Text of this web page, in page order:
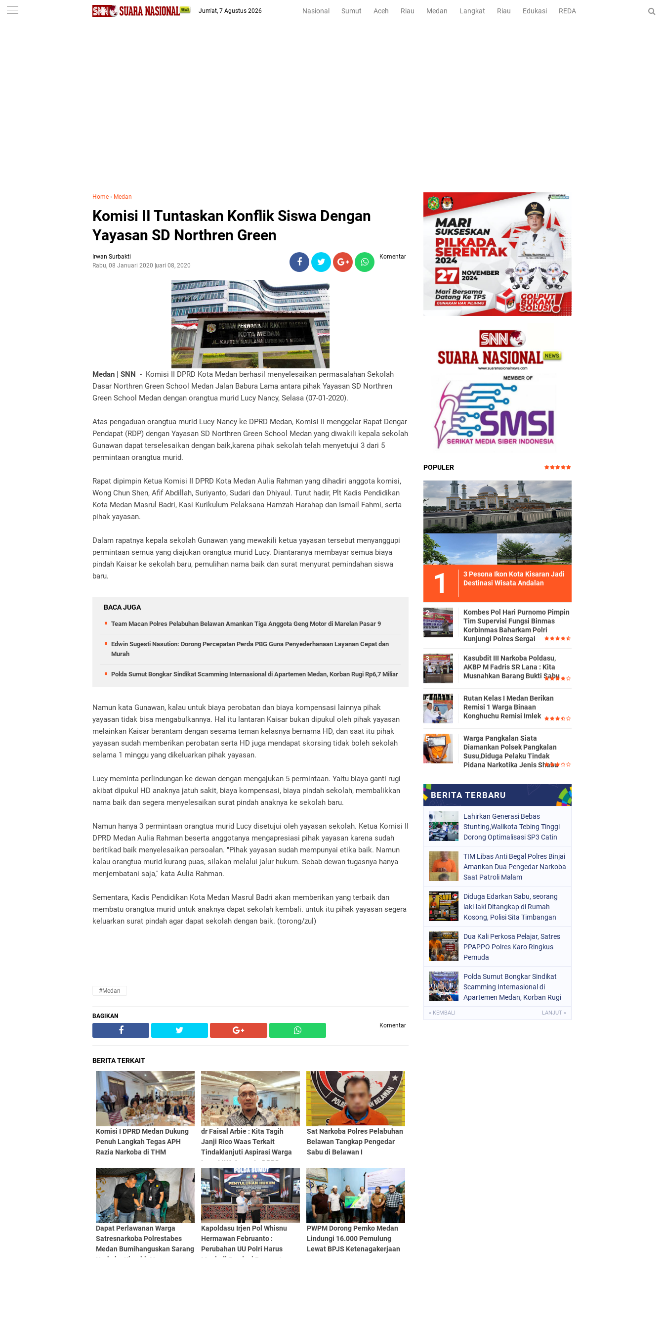
-->
Jum'at, 7 Agustus 2026 Nasional Sumut Aceh Riau Medan Langkat Riau Edukasi REDAKSI
Home › Medan
Komisi II Tuntaskan Konflik Siswa Dengan
Yayasan SD Northren Green
Irwan Surbakti
Rabu, 08 Januari 2020Januari 08, 2020
Komentar
Medan | SNN - Komisi II DPRD Kota Medan berhasil menyelesaikan permasalahan Sekolah
Dasar Northren Green School Medan Jalan Babura Lama antara pihak Yayasan SD Northren
Green School Medan dengan orangtua murid Lucy Nancy, Selasa (07-01-2020).
Atas pengaduan orangtua murid Lucy Nancy ke DPRD Medan, Komisi II menggelar Rapat Dengar
Pendapat (RDP) dengan Yayasan SD Northren Green School Medan yang diwakili kepala sekolah
Gunawan dapat terselesaikan dengan baik,karena pihak sekolah telah menyetujui 3 dari 5
permintaan orangtua murid.
Rapat dipimpin Ketua Komisi II DPRD Kota Medan Aulia Rahman yang dihadiri anggota komisi,
Wong Chun Shen, Afif Abdillah, Suriyanto, Sudari dan Dhiyaul. Turut hadir, Plt Kadis Pendidikan
Kota Medan Masrul Badri, Kasi Kurikulum Pelaksana Hamzah Harahap dan Ismail Fahmi, serta
pihak yayasan.
Dalam rapatnya kepala sekolah Gunawan yang mewakili ketua yayasan tersebut menyanggupi
permintaan semua yang diajukan orangtua murid Lucy. Diantaranya membayar semua biaya
pindah Kaisar ke sekolah baru, pemulihan nama baik dan surat menyurat pemindahan siswa
baru.
BACA JUGA
Team Macan Polres Pelabuhan Belawan Amankan Tiga Anggota Geng Motor di Marelan Pasar 9
Edwin Sugesti Nasution: Dorong Percepatan Perda PBG Guna Penyederhanaan Layanan Cepat dan
Murah
Polda Sumut Bongkar Sindikat Scamming Internasional di Apartemen Medan, Korban Rugi Rp6,7 Miliar
Namun kata Gunawan, kalau untuk biaya perobatan dan biaya kompensasi lainnya pihak
yayasan tidak bisa mengabulkannya. Hal itu lantaran Kaisar bukan dipukul oleh pihak yayasan
melainkan Kaisar berantam dengan sesama teman kelasnya bernama HD, dan saat itu pihak
yayasan sudah memberikan perobatan serta HD juga mendapat skorsing tidak boleh sekolah
selama 1 minggu yang dikeluarkan pihak yayasan.
Lucy meminta perlindungan ke dewan dengan mengajukan 5 permintaan. Yaitu biaya ganti rugi
akibat dipukul HD anaknya jatuh sakit, biaya kompensasi, biaya pindah sekolah, membalikkan
nama baik dan segera menyelesaikan surat pindah anaknya ke sekolah baru.
Namun hanya 3 permintaan orangtua murid Lucy disetujui oleh yayasan sekolah. Ketua Komisi II
DPRD Medan Aulia Rahman beserta anggotanya mengapresiasi pihak yayasan karena sudah
beritikad baik menyelesaikan persoalan. "Pihak yayasan sudah mempunyai etika baik. Namun
kalau orangtua murid kurang puas, silakan melalui jalur hukum. Sebab dewan tugasnya hanya
menjembatani saja,'' kata Aulia Rahman.
Sementara, Kadis Pendidikan Kota Medan Masrul Badri akan memberikan yang terbaik dan
membatu orangtua murid untuk anaknya dapat sekolah kembali. untuk itu pihak yayasan segera
keluarkan surat pindah agar dapat sekolah dengan baik. (torong/zul)
#Medan
BAGIKAN
Komentar
BERITA TERKAIT
Komisi I DPRD Medan Dukung
Penuh Langkah Tegas APH
Razia Narkoba di THM
dr Faisal Arbie : Kita Tagih
Janji Rico Waas Terkait
Tindaklanjuti Aspirasi Warga
Lewat WA Anggota DPRD
Medan
Sat Narkoba Polres Pelabuhan
Belawan Tangkap Pengedar
Sabu di Belawan I
Dapat Perlawanan Warga
Satresnarkoba Polrestabes
Medan Bumihanguskan Sarang
Narkoba Klambir V
Kapoldasu Irjen Pol Whisnu
Hermawan Februanto :
Perubahan UU Polri Harus
Menjadi Fondasi Penguatan
PWPM Dorong Pemko Medan
Lindungi 16.000 Pemulung
Lewat BPJS Ketenagakerjaan
POPULER
3 Pesona Ikon Kota Kisaran Jadi
Destinasi Wisata Andalan
Kombes Pol Hari Purnomo Pimpin
Tim Supervisi Fungsi Binmas
Korbinmas Baharkam Polri
Kunjungi Polres Sergai
Kasubdit III Narkoba Poldasu,
AKBP M Fadris SR Lana : Kita
Musnahkan Barang Bukti Sabu
Rutan Kelas I Medan Berikan
Remisi 1 Warga Binaan
Konghuchu Remisi Imlek
Warga Pangkalan Siata
Diamankan Polsek Pangkalan
Susu,Diduga Pelaku Tindak
Pidana Narkotika Jenis Shabu
Lahirkan Generasi Bebas
Stunting,Walikota Tebing Tinggi
Dorong Optimalisasi SP3 Catin
TIM Libas Anti Begal Polres Binjai
Amankan Dua Pengedar Narkoba
Saat Patroli Malam
Diduga Edarkan Sabu, seorang
laki-laki Ditangkap di Rumah
Kosong, Polisi Sita Timbangan
Dua Kali Perkosa Pelajar, Satres
PPAPPO Polres Karo Ringkus
Pemuda
Polda Sumut Bongkar Sindikat
Scamming Internasional di
Apartemen Medan, Korban Rugi
« KEMBALI LANJUT »